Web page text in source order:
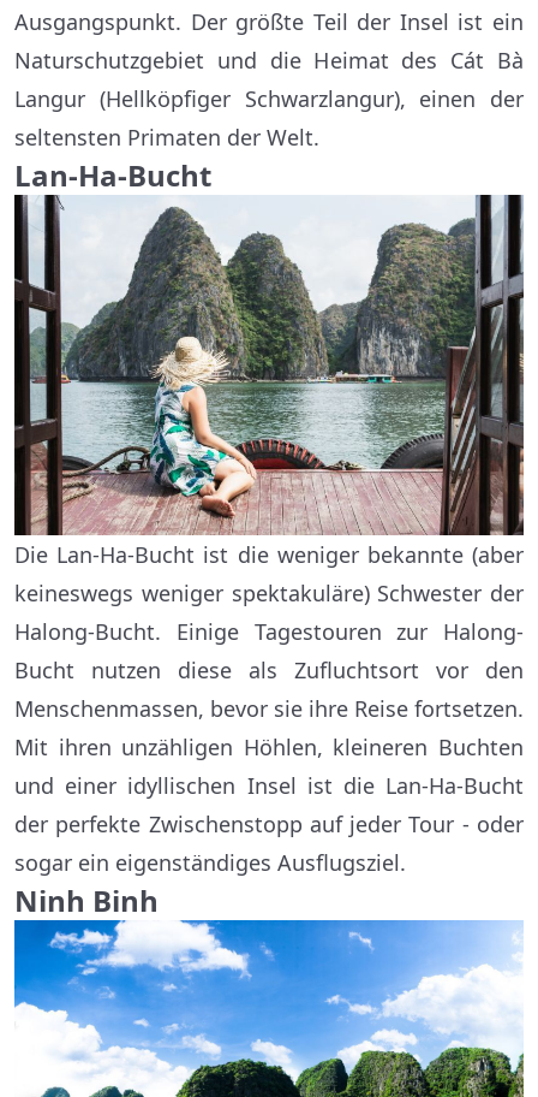
Ausgangspunkt. Der größte Teil der Insel ist ein
Naturschutzgebiet und die Heimat des Cát Bà
Langur (Hellköpfiger Schwarzlangur), einen der
seltensten Primaten der Welt.
Lan-Ha-Bucht
Die Lan-Ha-Bucht ist die weniger bekannte (aber
keineswegs weniger spektakuläre) Schwester der
Halong-Bucht. Einige Tagestouren zur Halong-
Bucht nutzen diese als Zufluchtsort vor den
Menschenmassen, bevor sie ihre Reise fortsetzen.
Mit ihren unzähligen Höhlen, kleineren Buchten
und einer idyllischen Insel ist die Lan-Ha-Bucht
der perfekte Zwischenstopp auf jeder Tour - oder
sogar ein eigenständiges Ausflugsziel.
Ninh Binh